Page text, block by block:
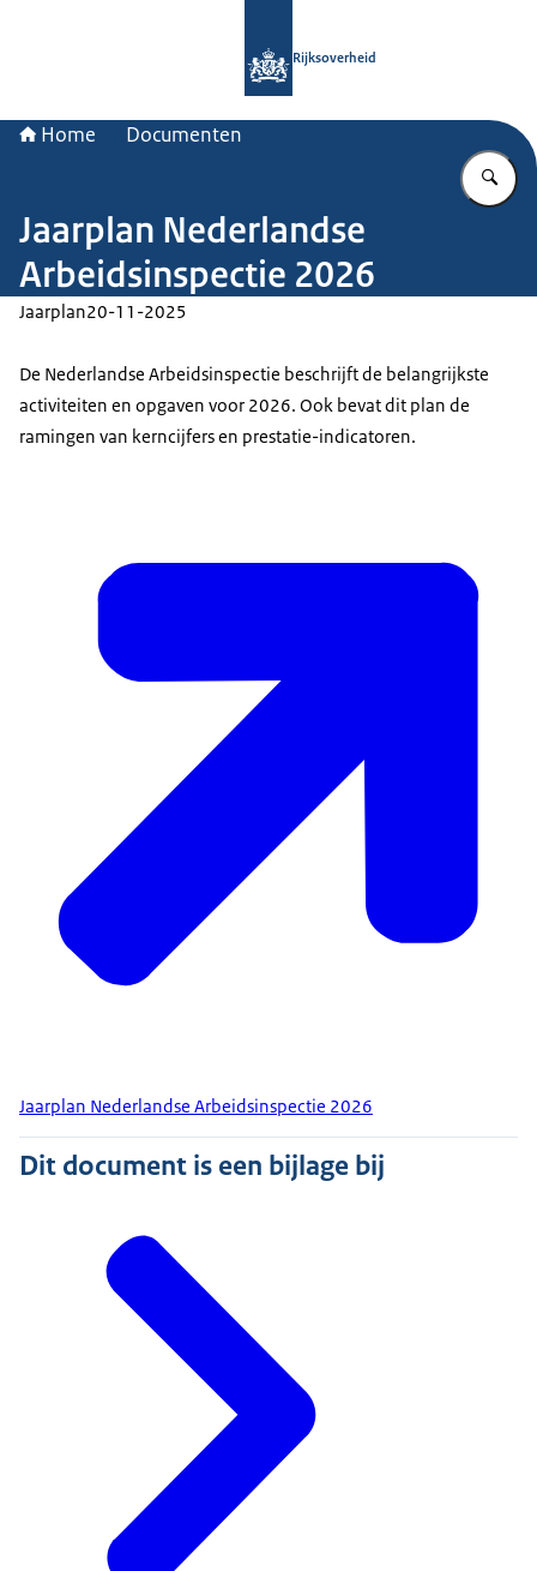
Rijksoverheid
Home Documenten
Jaarplan Nederlandse
Arbeidsinspectie 2026
Jaarplan20-11-2025
De Nederlandse Arbeidsinspectie beschrijft de belangrijkste
activiteiten en opgaven voor 2026. Ook bevat dit plan de
ramingen van kerncijfers en prestatie-indicatoren.
Jaarplan Nederlandse Arbeidsinspectie 2026
Dit document is een bijlage bij